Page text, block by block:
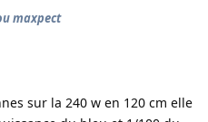
maxpect
sur la 240 w en 120 cm elle